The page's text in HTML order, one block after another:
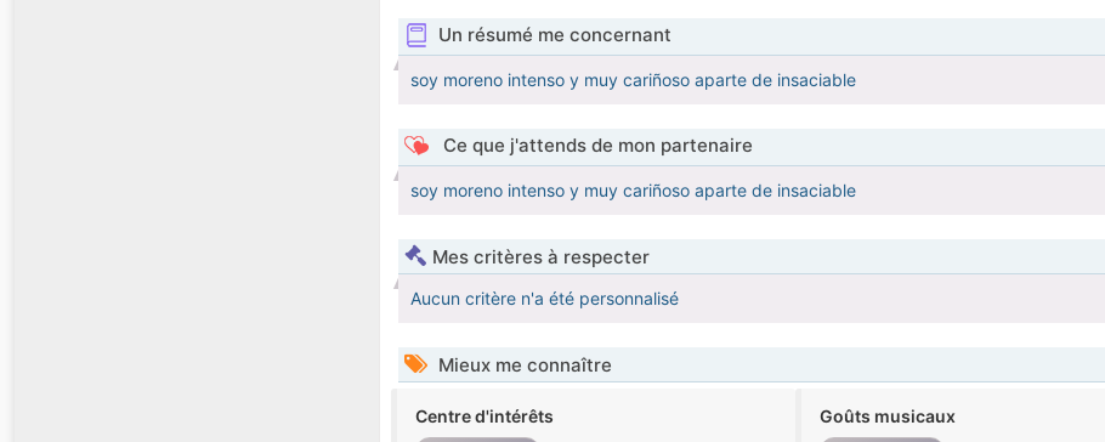
Un résumé me concernant
soy moreno intenso y muy cariñoso aparte de insaciable
Ce que j'attends de mon partenaire
soy moreno intenso y muy cariñoso aparte de insaciable
Mes critères à respecter
Aucun critère n'a été personnalisé
Mieux me connaître
Centre d'intérêts Goûts musicaux